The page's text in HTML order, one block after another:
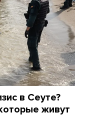
в Сеуте?
живут